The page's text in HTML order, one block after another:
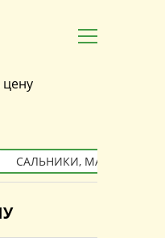
цену
САЛЬНИКИ, МАНЖЕТЫ